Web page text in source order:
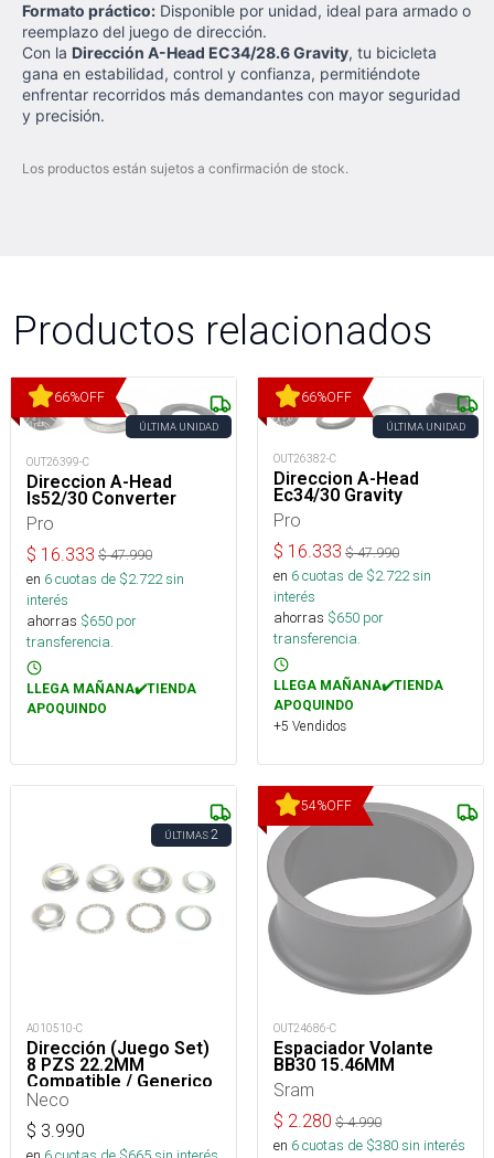
Formato práctico: Disponible por unidad, ideal para armado o
reemplazo del juego de dirección.
Con la Dirección A-Head EC34/28.6 Gravity, tu bicicleta
gana en estabilidad, control y confianza, permitiéndote
enfrentar recorridos más demandantes con mayor seguridad
y precisión.
Los productos están sujetos a confirmación de stock.
Productos relacionados
66%OFF
ÚLTIMA UNIDAD
OUT26399-C
Direccion A-Head
Is52/30 Converter
Pro
$ 16.333 $47.990
en 6cuotas de $2.722sin
interés
ahorras $650 por
transferencia.
LLEGA MAÑANA✔️TIENDA
APOQUINDO
66%OFF
ÚLTIMA UNIDAD
OUT26382-C
Direccion A-Head
Ec34/30 Gravity
Pro
$ 16.333 $47.990
en 6cuotas de $2.722sin
interés
ahorras $650 por
transferencia.
LLEGA MAÑANA✔️TIENDA
APOQUINDO
+5 Vendidos
ÚLTIMAS2
A010510-C
Dirección (Juego Set)
8 PZS 22.2MM
Compatible / Generico
Neco
$ 3.990
54%OFF
OUT24686-C
Espaciador Volante
BB30 15.46MM
Sram
$ 2.280 $4.990
en 6cuotas de $380sin interés